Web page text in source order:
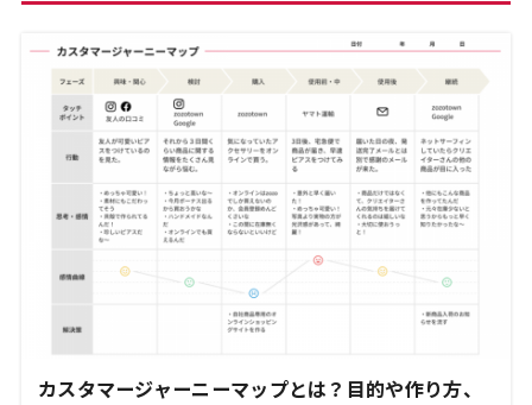
カスタマージャーニーマップとは？目的や作り方、